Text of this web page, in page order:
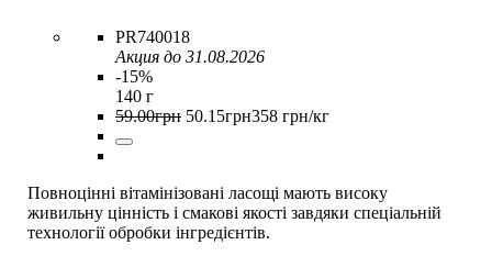
PR740018
Акция до 31.08.2026
-15%
140 г
59.00грн 50.15грн358 грн/кг
Повноцінні вітамінізовані ласощі мають високу
живильну цінність і смакові якості завдяки спеціальній
технології обробки інгредієнтів.